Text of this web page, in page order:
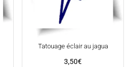
Tatouage éclair au jagua
3,50€